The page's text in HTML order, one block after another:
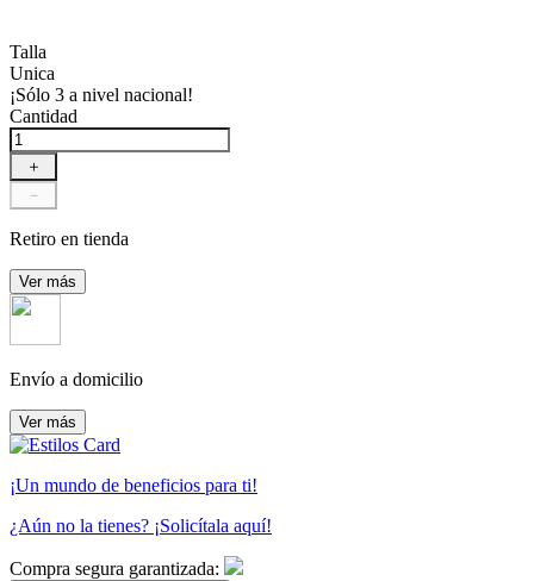
Talla
Unica
¡Sólo 3 a nivel nacional!
Cantidad
＋
－
Retiro en tienda
Ver más
Envío a domicilio
Ver más
¡Un mundo de beneficios para ti!
¿Aún no la tienes? ¡Solicítala aquí!
Compra segura garantizada: